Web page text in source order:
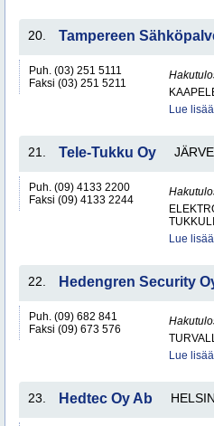
20. Tampereen
Puh. (03) 251 5111
Faksi (03) 251 5211
Lue
21. Tele-Tukku Oy
Puh. (09) 4133 2200
Faksi (09) 4133 2244
Lue
22. Hedengren Security
Puh. (09) 682 841
Faksi (09) 673 576
Lue
23. Hedtec Oy Ab